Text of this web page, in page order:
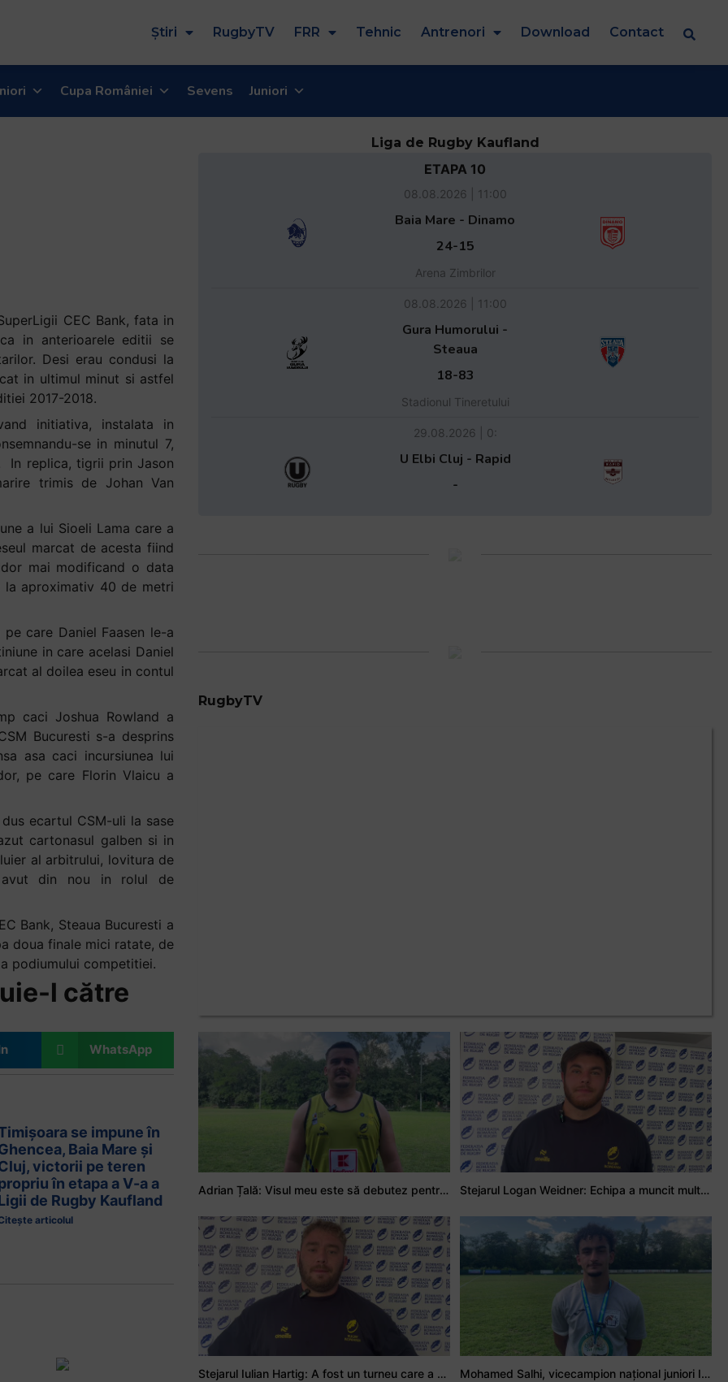
Știri RugbyTV FRR Tehnic Antrenori Download Contact
Cupa României Sevens Juniori
CEC Bank, fata in
in anterioarele editii se
Desi erau condusi la
in ultimul minut si astfel
2017-2018.
initiativa, instalata in
se in minutul 7,
In replica, tigrii prin Jason
trimis de Johan Van
a lui Sioeli Lama care a
marcat de acesta fiind
mai modificand o data
aproximativ 40 de metri
care Daniel Faasen le-a
in care acelasi Daniel
al doilea eseu in contul
caci Joshua Rowland a
Bucuresti s-a desprins
asa caci incursiunea lui
pe care Florin Vlaicu a
ecartul CSM-uli la sase
cartonasul galben si in
al arbitrului, lovitura de
avut din nou in rolul de
Bank, Steaua Bucuresti a
doua finale mici ratate, de
podiumului competitiei.
l către
WhatsApp
se impune în
Baia Mare și
victorii pe teren
în etapa a V-a a
de Rugby Kaufland
articolul
Liga de Rugby Kaufland
ETAPA 10
08.08.2026 | 11:00
Baia Mare - Dinamo
24-15
Arena Zimbrilor
08.08.2026 | 11:00
Gura Humorului -
Steaua
18-83
Stadionul Tineretului
29.08.2026 | 0:
U Elbi Cluj - Rapid
-
RugbyTV
Adrian Țală: Visul meu este să debutez pentru România Stejarul Logan Weidner: Echipa a muncit mult, iar asta se va vedea în meciurile de la Nations Cup
Stejarul Iulian Hartig: A fost un turneu care a unit mai mult echipa Mohamed Salhi, vicecampion național juniori I: Rugby-ul te învață să accepți și înfrângerile